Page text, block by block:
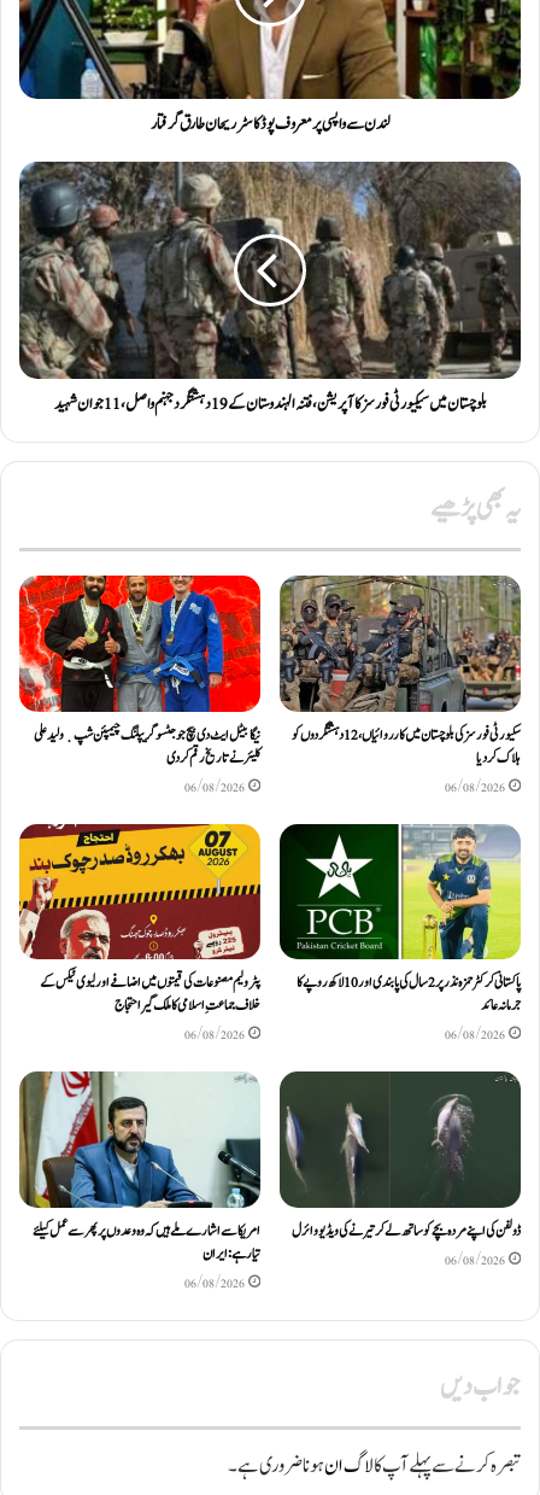
لندن سے واپسی پر معروف پوڈکاسٹر ریحان طارق گرفتار
بلوچستان میں سیکیورٹی فورسز کا آپریشن، فتنہ الہندوستان کے 19 دہشتگرد جہنم واصل، 11 جوان شہید
یہ بھی پڑھیے
سکیورٹی فورسز کی بلوچستان میں کارروائیاں، 12 دہشتگردوں کو
ہلاک کردیا
06/08/2026
نیگا بیٹل ایٹ دی بیچ جوجٹسو گریپلنگ چیمپئن شپ ٜ ولید علی
کلیئر نے تاریخ رقم کر دی
06/08/2026
پاکستانی کرکٹر حمزہ نذر پر 2 سال کی پابندی اور 10 لاکھ روپےکا
جرمانہ عائد
06/08/2026
پٹرولیم مصنوعات کی قیمتوں میں اضافے اور لیوی ٹیکس کے
خلاف جماعتِ اسلامی کا ملک گیر احتجاج
06/08/2026
ڈولفن کی اپنے مردہ بچے کو ساتھ لے کر تیرنے کی ویڈیو وائرل
06/08/2026
امریکا سے اشارے ملے ہیں کہ وہ وعدوں پر پھر سے عمل کیلئے
تیار ہے: ایران
06/08/2026
جواب دیں
تبصرہ کرنے سے پہلے آپ کالاگ انہونا ضروری ہے۔